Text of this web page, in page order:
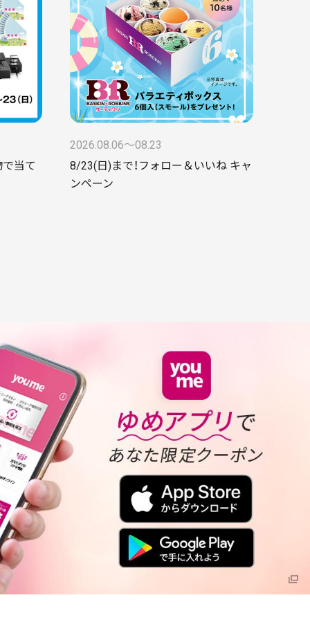
当て
2026.08.06〜08.23
8/23(日)まで！フォロー＆いいね キャ
ンペーン